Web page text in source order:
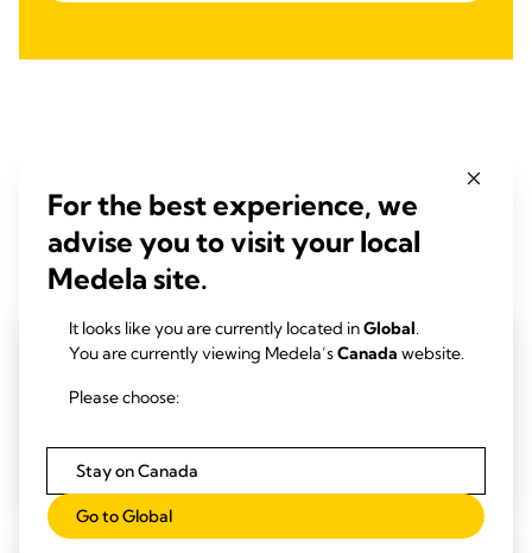
Liens utiles
Medela Symphony® Hub
Le Symphony® Hub de Medela offre un système de soutien
professionnels de la santé.
For the best experience, we
advise you to visit your local
Medela site.
It looks like you are currently located inGlobal.
You are currently viewing Medela’sCanada website.
Please choose:
Stay on Canada
Go to Global